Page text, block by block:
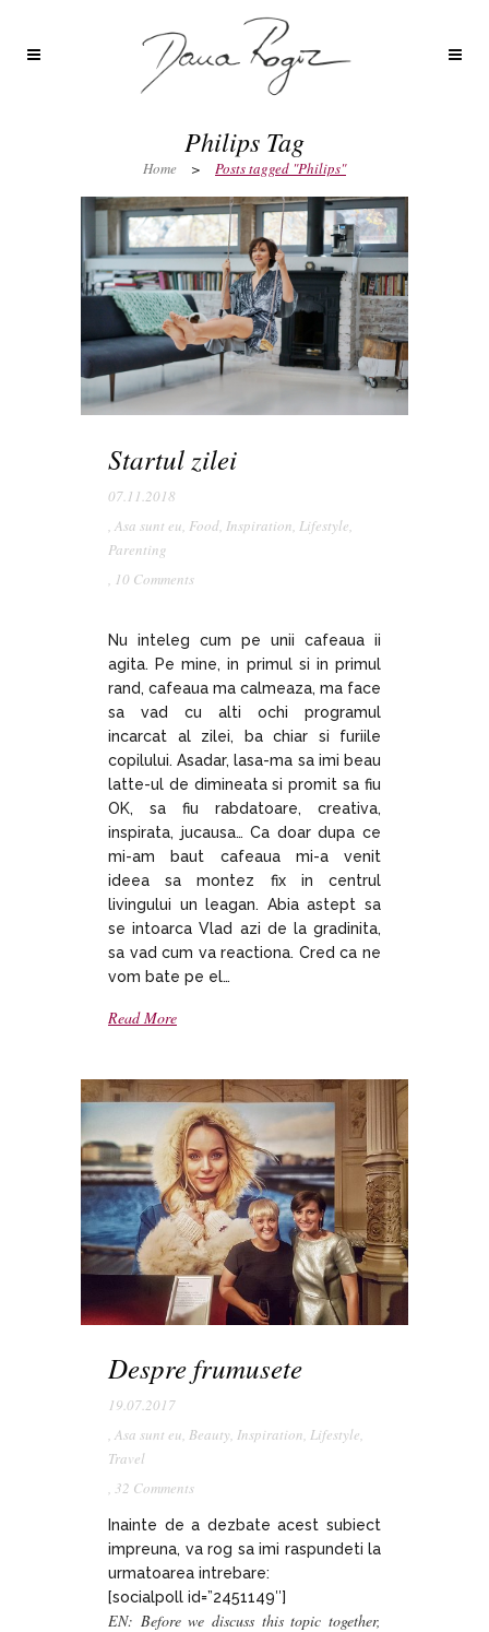
Philips Tag
Home > Posts tagged "Philips"
Startul zilei
07.11.2018
Asa sunt eu Food Inspiration Lifestyle
Parenting
10 Comments
Nu inteleg cum pe unii cafeaua ii
agita. Pe mine, in primul si in primul
rand, cafeaua ma calmeaza, ma face
sa vad cu alti ochi programul
incarcat al zilei, ba chiar si furiile
copilului. Asadar, lasa-ma sa imi beau
latte-ul de dimineata si promit sa fiu
OK, sa fiu rabdatoare, creativa,
inspirata, jucausa… Ca doar dupa ce
mi-am baut cafeaua mi-a venit
ideea sa montez fix in centrul
livingului un leagan. Abia astept sa
se intoarca Vlad azi de la gradinita,
sa vad cum va reactiona. Cred ca ne
vom bate pe el…
Read More
Despre frumusete
19.07.2017
Asa sunt eu Beauty Inspiration Lifestyle
Travel
32 Comments
Inainte de a dezbate acest subiect
impreuna, va rog sa imi raspundeti la
urmatoarea intrebare:
[socialpoll id=”2451149″]
EN: Before we discuss this topic together,